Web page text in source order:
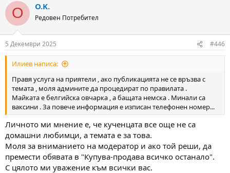
c
i
s
:
O O.K.
Редовен Потребител
5 Декември 2025 #446
Илиев написа:
Правя услуга на приятели , ако публикацията не се връзва с
темата , моля админите да процедират по правилата .
Майката е белгийска овчарка , а бащата немска . Минали са
ваксини . За повече информация е изписан телефонен номер...
Личното ми мнение е, че кученцата все още не са
домашни любимци, а темата е за това.
Моля за вниманието на модератор и ако той реши, да
премести обявата в "Купува-продава всичко останало".
С цялото ми уважение към всички вас.